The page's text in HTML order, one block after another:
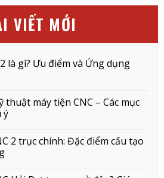
VIẾT MỚI
là gì? Ưu điểm và Ứng dụng
thuật máy tiện CNC – Các mục
ý
2 trục chính: Đặc điểm cấu tạo